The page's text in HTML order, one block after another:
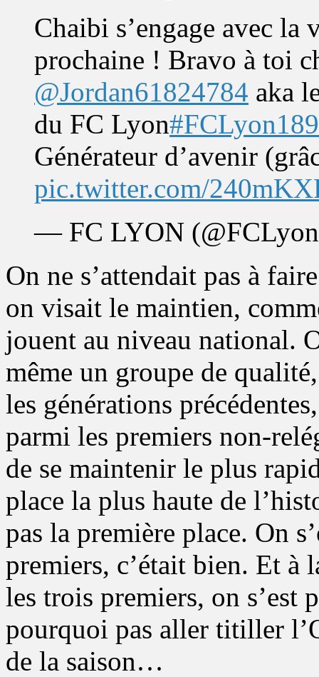
Chaibi s’engage avec la
prochaine ! Bravo à toi
@Jordan61824784 aka
du FC Lyon
Générateur d’avenir
pic.twitter.com/
— FC LYON
On ne s’attendait pas à
on visait le maintien,
jouent au niveau national.
même un groupe de
les générations
parmi les premiers non-
de se maintenir le plus
place la plus haute de
pas la première place. On
premiers, c’était bien. Et à
les trois premiers, on s’est
pourquoi pas aller titiller
de la saison…